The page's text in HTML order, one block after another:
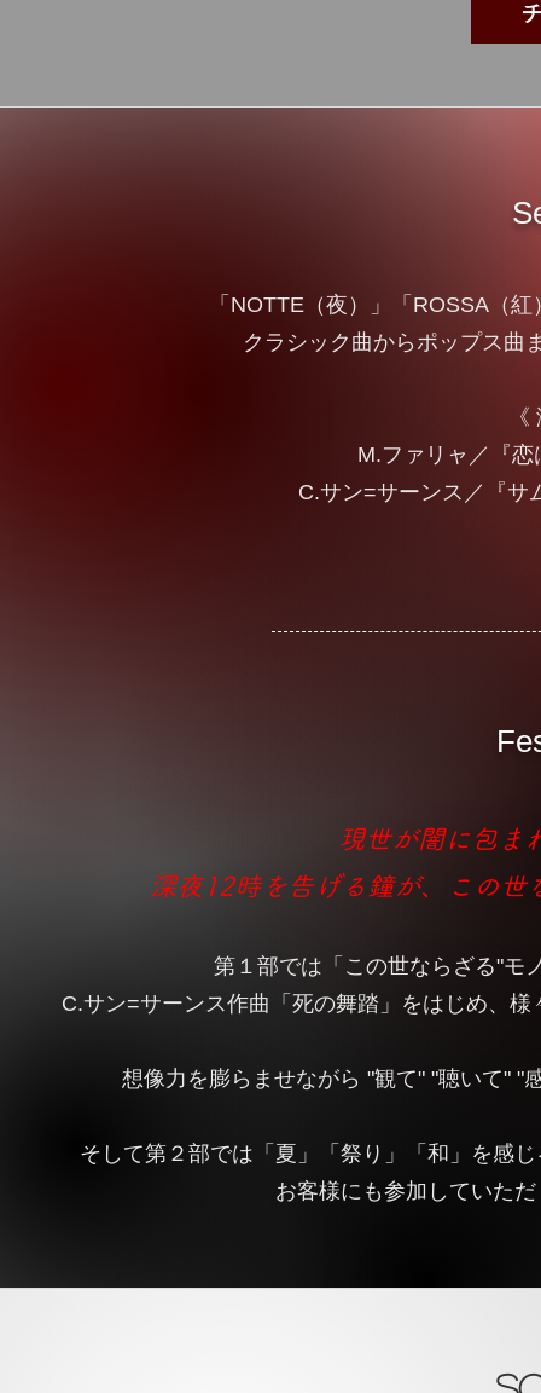
「NOTTE（夜）」「ROSSA（
クラシック曲からポップス曲
M.ファリャ／『
C.サン=サーンス／『サ
現世が闇に包ま
深夜12時を告げる鐘が、この
第１部では「この世ならざる"モ
C.サン=サーンス作曲「死の舞踏」をはじめ、
想像力を膨らませながら "観て" "聴いて" "
そして第２部では「夏」「祭り」「和」を感
お客様にも参加していた